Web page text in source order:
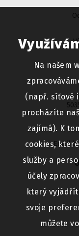
Na našem
(např. síťové
procházíte
zajímá). K
cookies,
služby a
účely
který
svoje
můžete
Email